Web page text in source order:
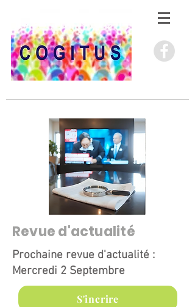
Revue d'actualité
Prochaine revue d'actualité :
Mercredi 2 Septembre
S'incrire